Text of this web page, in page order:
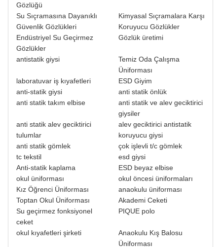
Gözlüğü
Su Sıçramasına Dayanıklı
Güvenlik Gözlükleri
Kimyasal Sıçramalara Karşı
Koruyucu Gözlükler
Endüstriyel Su Geçirmez
Gözlükler
Gözlük üretimi
antistatik giysi
Temiz Oda Çalışma
Üniforması
laboratuvar iş kıyafetleri
ESD Giyim
anti-statik giysi
anti statik önlük
anti statik takım elbise
anti statik ve alev geciktirici
giysiler
anti statik alev geciktirici
tulumlar
alev geciktirici antistatik
koruyucu giysi
anti statik gömlek
çok işlevli t/c gömlek
tc tekstil
esd giysi
Anti-statik kaplama
ESD beyaz elbise
okul üniforması
okul öncesi üniformaları
Kız Öğrenci Üniforması
anaokulu üniforması
Toptan Okul Üniforması
Akademi Ceketi
Su geçirmez fonksiyonel
ceket
PIQUE polo
okul kıyafetleri şirketi
Anaokulu Kış Balosu
Üniforması